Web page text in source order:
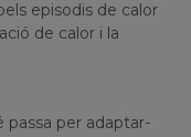
episodis de calor
de calor i la
per adaptar-